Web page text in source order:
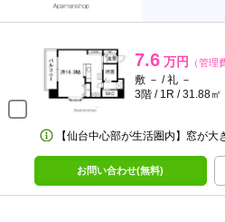
7.6 万円 （管理
敷 － / 礼 －
3階 / 1R / 31.88㎡
【仙台中心部が生活圏内】窓が大
お問い合わせ(無料)